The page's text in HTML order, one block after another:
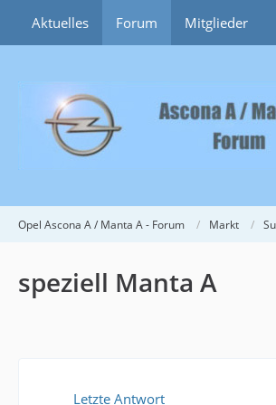
Aktuelles Forum Mitglieder
Opel Ascona A / Manta A - Forum Markt
speziell Manta A
Letzte Antwort